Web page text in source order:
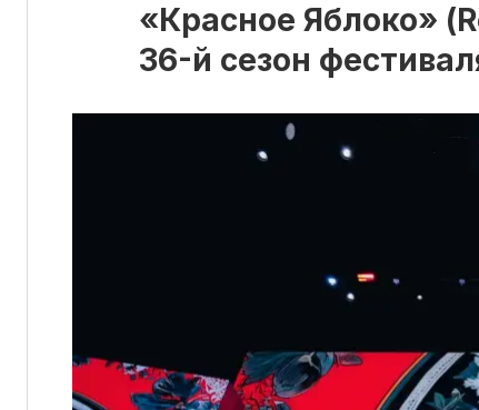
«Красное Яблоко»
36-й сезон